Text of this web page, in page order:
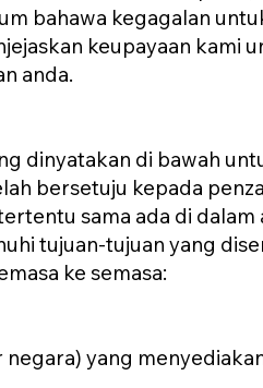
bahawa kegagalan
keupayaan kami
anda.
dinyatakan di bawah
bersetuju kepada
sama ada di dalam
tujuan-tujuan yang
ke semasa:
yang